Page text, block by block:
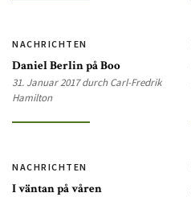
NACHRICHTEN
Daniel Berlin på Boo
31. Januar 2017 durch Carl-Fredrik
Hamilton
NACHRICHTEN
I väntan på våren